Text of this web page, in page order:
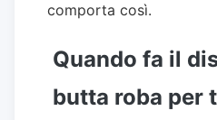
comporta così.
Quando fa il
butta roba per